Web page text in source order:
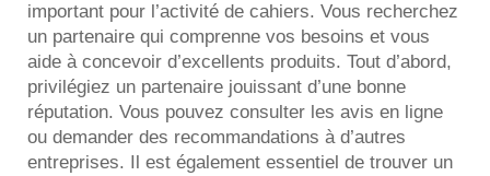
important pour l’activité de cahiers. Vous recherchez
un partenaire qui comprenne vos besoins et vous
aide à concevoir d’excellents produits. Tout d’abord,
privilégiez un partenaire jouissant d’une bonne
réputation. Vous pouvez consulter les avis en ligne
ou demander des recommandations à d’autres
entreprises. Il est également essentiel de trouver un